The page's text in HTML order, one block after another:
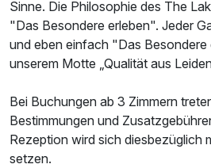
Sinne. Die Philosophie des The
"Das Besondere erleben". Jeder
und eben einfach "Das Besondere
unserem Motte „Qualität aus
Bei Buchungen ab 3 Zimmern
Bestimmungen und
Rezeption wird sich diesbezüglich
setzen.